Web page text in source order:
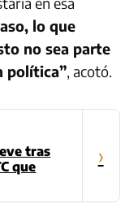
lo que
no sea parte
política”, acotó.
tras
que
›